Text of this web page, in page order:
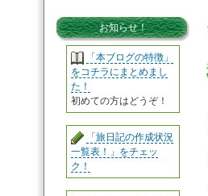
お知らせ！
「本ブログの特徴」
をコチラにまとめまし
た！
初めての方はどうぞ！
「旅日記の作成状況
一覧表！」をチェッ
ク！